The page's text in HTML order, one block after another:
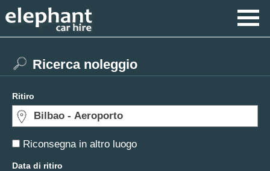
Riconsegna in altro luogo
Ricerca noleggio
Ritiro
Data di ritiro